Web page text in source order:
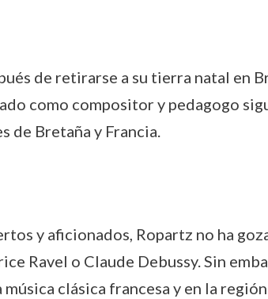
de retirarse a su tierra natal en
como compositor y pedagogo
de Bretaña y Francia.
y aficionados, Ropartz no ha
Ravel o Claude Debussy. Sin
clásica francesa y en la